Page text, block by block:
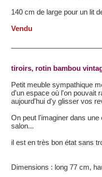
140 cm de large pour un lit
Vendu
tiroirs, rotin bambou
Petit meuble sympathique
d'un espace où l'on pouvait
aujourd'hui d'y glisser vos
On peut l'imaginer dans
salon...
il est en très bon état sans
Dimensions : long 77 cm,